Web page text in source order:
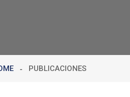
PUBLICACIONES